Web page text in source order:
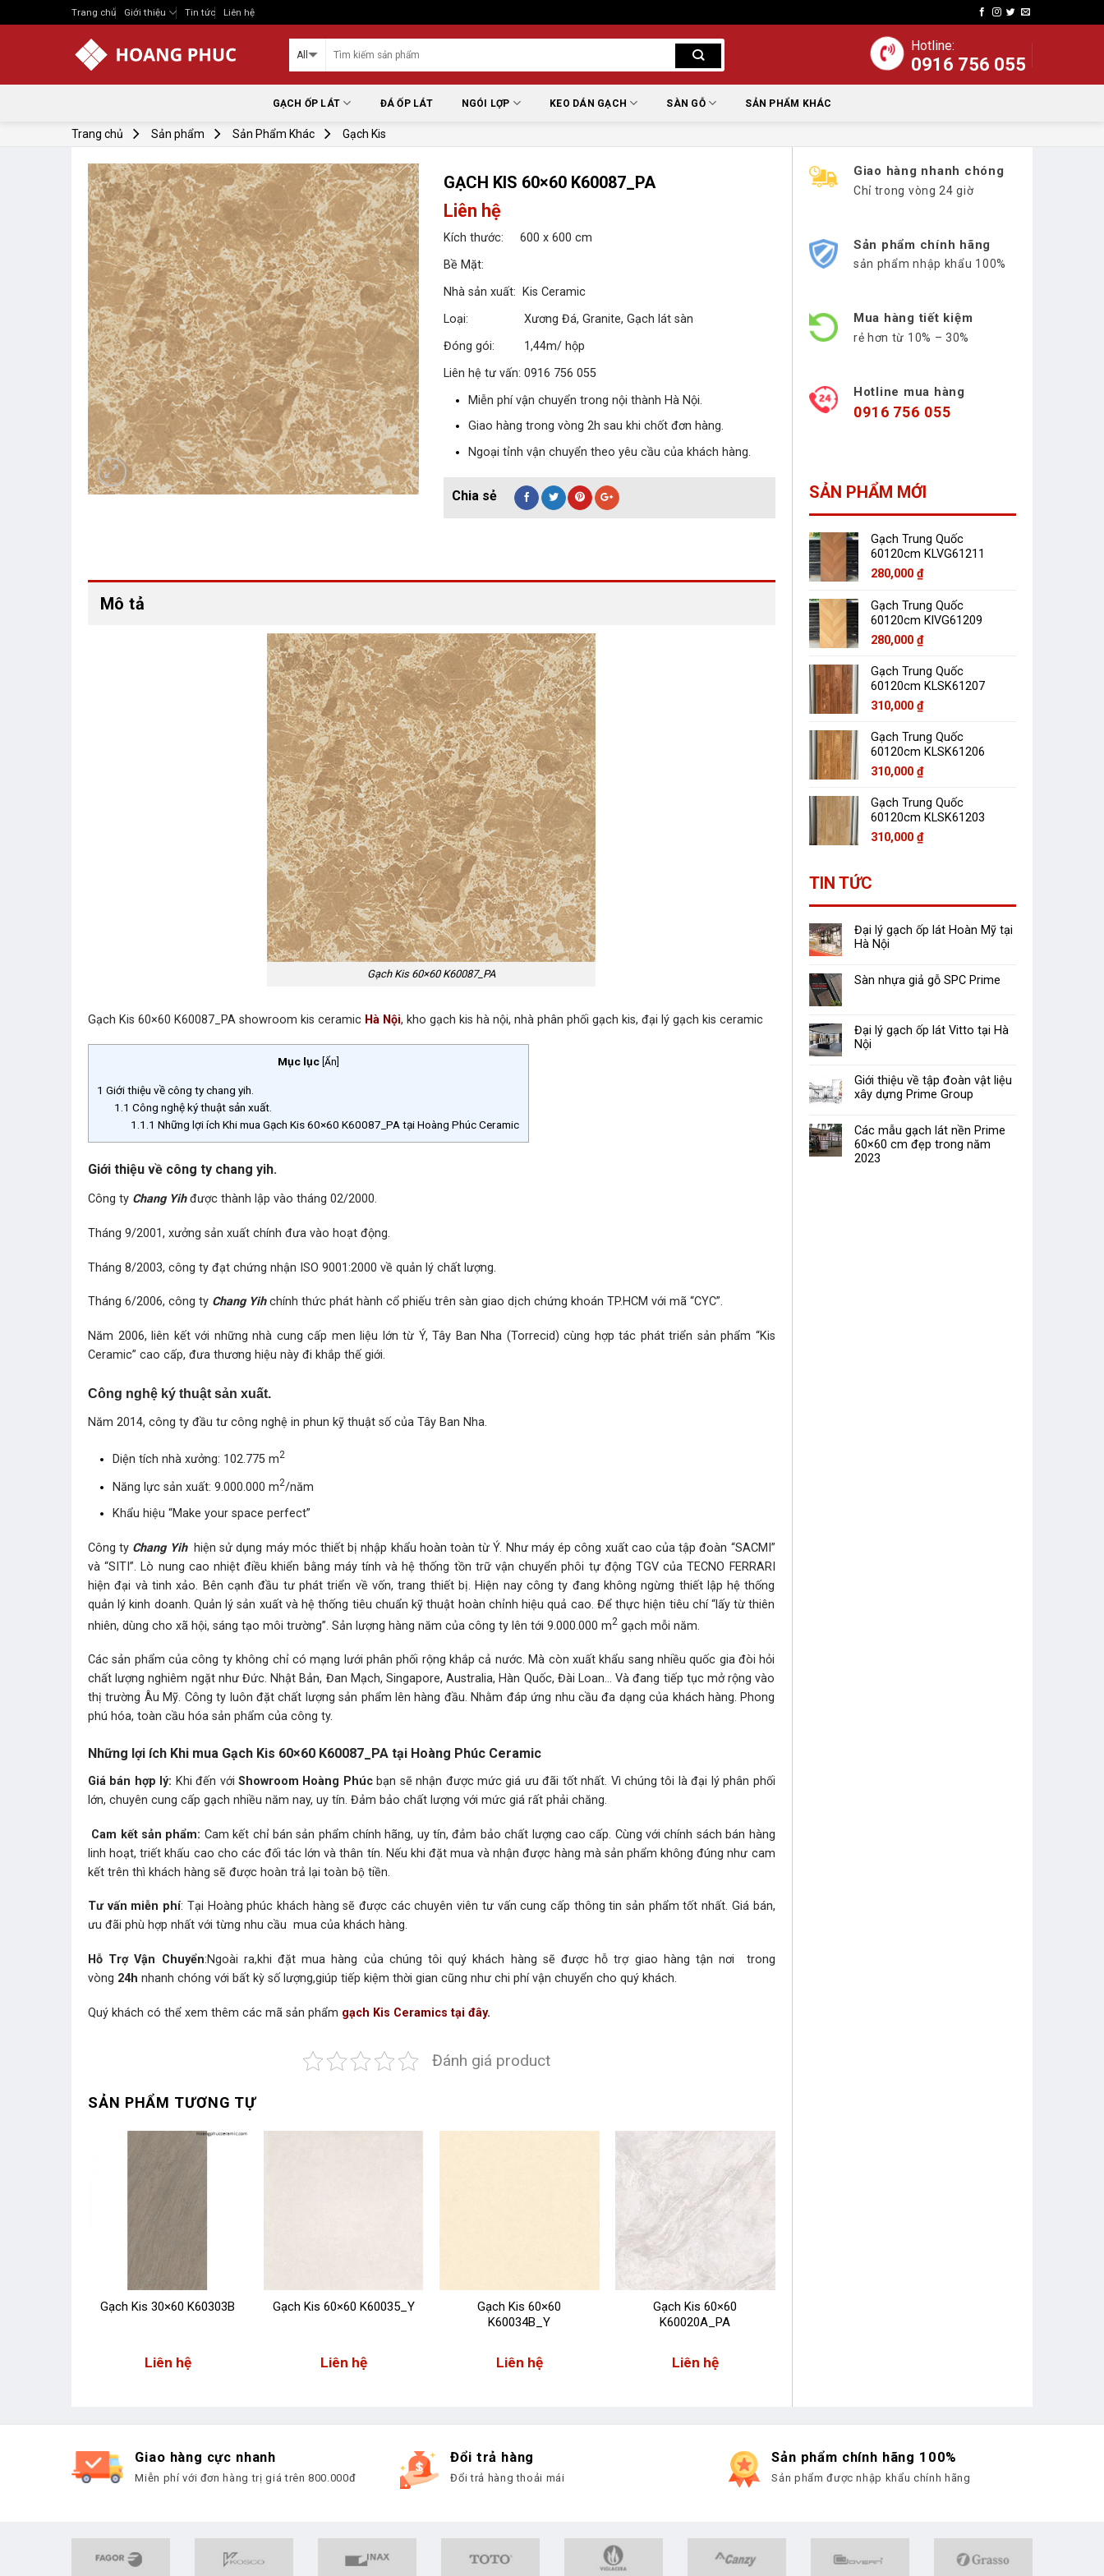
to
Trang chủ Giới thiệu Tin tức Liên hệ
Hotline:
0916 756 055
GẠCH ỐP LÁT ĐÁ ỐP LÁT NGÓI LỢP KEO DÁN GẠCH SÀN GỖ SẢN PHẨM KHÁC
Trang chủ Sản phẩm Sản Phẩm Khác Gạch Kis
GẠCH KIS 60×60 K60087_PA
Liên hệ
Kích thước: 600 x 600 cm
Bề Mặt:
Nhà sản xuất: Kis Ceramic
Loại: Xương Đá, Granite, Gạch lát sàn
Đóng gói: 1,44m/ hộp
Liên hệ tư vấn: 0916 756 055
Miễn phí vận chuyển trong nội thành Hà Nội.
Giao hàng trong vòng 2h sau khi chốt đơn hàng.
Ngoại tỉnh vận chuyển theo yêu cầu của khách hàng.
Mô tả
Gạch Kis 60×60 K60087_PA
Gạch Kis 60×60 K60087_PA showroom kis ceramic Hà Nội, kho gạch kis hà nội, nhà phân phối gạch kis, đại lý gạch kis ceramic
Mục lục Ẩn
1 Giới thiệu về công ty chang yih.
1.1 Công nghệ ký thuật sản xuất.
1.1.1 Những lợi ích Khi mua Gạch Kis 60×60 K60087_PA tại Hoàng Phúc Ceramic
Giới thiệu về công ty chang yih.
Công ty Chang Yihđược thành lập vào tháng 02/2000.
Tháng 9/2001, xưởng sản xuất chính đưa vào hoạt động.
Tháng 8/2003, công ty đạt chứng nhận ISO 9001:2000 về quản lý chất lượng.
Tháng 6/2006, công ty Chang Yih chính thức phát hành cổ phiếu trên sàn giao dịch chứng khoán TP.HCM với mã “CYC”.
Năm 2006, liên kết với những nhà cung cấp men liệu lớn từ Ý, Tây Ban Nha (Torrecid) cùng hợp tác phát triển sản phẩm “Kis
Ceramic” cao cấp, đưa thương hiệu này đi khắp thế giới.
Công nghệ ký thuật sản xuất.
Năm 2014, công ty đầu tư công nghệ in phun kỹ thuật số của Tây Ban Nha.
Diện tích nhà xưởng: 102.775 m2
Năng lực sản xuất: 9.000.000 m2/năm
Khẩu hiệu “Make your space perfect”
Công ty Chang Yihhiện sử dụng máy móc thiết bị nhập khẩu hoàn toàn từ Ý. Như máy ép công xuất cao của tập đoàn “SACMI”
và “SITI”. Lò nung cao nhiệt điều khiển bằng máy tính và hệ thống tồn trữ vận chuyển phôi tự động TGV của TECNO FERRARI
hiện đại và tinh xảo. Bên cạnh đầu tư phát triển về vốn, trang thiết bị. Hiện nay công ty đang không ngừng thiết lập hệ thống
quản lý kinh doanh. Quản lý sản xuất và hệ thống tiêu chuẩn kỹ thuật hoàn chỉnh hiệu quả cao. Để thực hiện tiêu chí “lấy từ thiên
nhiên, dùng cho xã hội, sáng tạo môi trường”. Sản lượng hàng năm của công ty lên tới 9.000.000 m2 gạch mỗi năm.
Các sản phẩm của công ty không chỉ có mạng lưới phân phối rộng khắp cả nước. Mà còn xuất khẩu sang nhiều quốc gia đòi hỏi
chất lượng nghiêm ngặt như Đức. Nhật Bản, Đan Mạch, Singapore, Australia, Hàn Quốc, Đài Loan… Và đang tiếp tục mở rộng vào
thị trường Âu Mỹ. Công ty luôn đặt chất lượng sản phẩm lên hàng đầu. Nhằm đáp ứng nhu cầu đa dạng của khách hàng. Phong
phú hóa, toàn cầu hóa sản phẩm của công ty.
Những lợi ích Khi mua Gạch Kis 60×60 K60087_PA tại Hoàng Phúc Ceramic
Giá bán hợp lý: Khi đến với Showroom Hoàng Phúcbạn sẽ nhận được mức giá ưu đãi tốt nhất. Vì chúng tôi là đại lý phân phối
lớn, chuyên cung cấp gạch nhiều năm nay, uy tín. Đảm bảo chất lượng với mức giá rất phải chăng.
Cam kết sản phẩm: Cam kết chỉ bán sản phẩm chính hãng, uy tín, đảm bảo chất lượng cao cấp. Cùng với chính sách bán hàng
linh hoạt, triết khấu cao cho các đối tác lớn và thân tín. Nếu khi đặt mua và nhận được hàng mà sản phẩm không đúng như cam
kết trên thì khách hàng sẽ được hoàn trả lại toàn bộ tiền.
Tư vấn miễn phí: Tại Hoàng phúc khách hàng sẽ được các chuyên viên tư vấn cung cấp thông tin sản phẩm tốt nhất. Giá bán,
ưu đãi phù hợp nhất với từng nhu cầu mua của khách hàng.
Hỗ Trợ Vận Chuyển:Ngoài ra,khi đặt mua hàng của chúng tôi quý khách hàng sẽ được hỗ trợ giao hàng tận nơi trong
vòng 24h nhanh chóng với bất kỳ số lượng,giúp tiếp kiệm thời gian cũng như chi phí vận chuyển cho quý khách.
Quý khách có thể xem thêm các mã sản phẩm gạch Kis Ceramics tại đây.
Đánh giá product
SẢN PHẨM TƯƠNG TỰ
Gạch Kis 30×60 K60303B
Liên hệ
Gạch Kis 60×60 K60035_Y
Liên hệ
Gạch Kis 60×60
K60034B_Y
Liên hệ
Gạch Kis 60×60
K60020A_PA
Liên hệ
Giao hàng nhanh chóng
Chỉ trong vòng 24 giờ
Sản phẩm chính hãng
sản phẩm nhập khẩu 100%
Mua hàng tiết kiệm
rẻ hơn từ 10% – 30%
Hotline mua hàng
0916 756 055
SẢN PHẨM MỚI
Gạch Trung Quốc
60120cm KLVG61211
280,000 ₫
Gạch Trung Quốc
60120cm KlVG61209
280,000 ₫
Gạch Trung Quốc
60120cm KLSK61207
310,000 ₫
Gạch Trung Quốc
60120cm KLSK61206
310,000 ₫
Gạch Trung Quốc
60120cm KLSK61203
310,000 ₫
TIN TỨC
Đại lý gạch ốp lát Hoàn Mỹ tại
Hà Nội
Sàn nhựa giả gỗ SPC Prime
Đại lý gạch ốp lát Vitto tại Hà
Nội
Giới thiệu về tập đoàn vật liệu
xây dựng Prime Group
Các mẫu gạch lát nền Prime
60×60 cm đẹp trong năm
2023
Giao hàng cực nhanh
Miễn phí với đơn hàng trị giá trên 800.000đ
Đổi trả hàng
Đổi trả hàng thoải mái
Sản phẩm chính hãng 100%
Sản phẩm được nhập khẩu chính hãng